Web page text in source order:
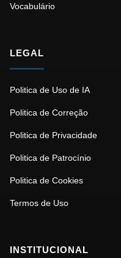
Vocabulário
LEGAL
Politica de Uso de IA
Politica de Correção
Politica de Privacidade
Politica de Patrocínio
Politica de Cookies
Termos de Uso
INSTITUCIONAL